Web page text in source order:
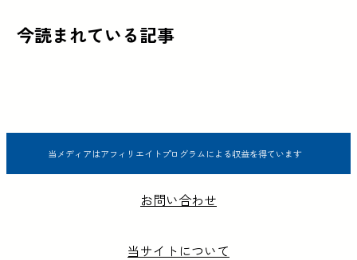
今読まれている記事
当メディアはアフィリエイトプログラムによる収益を得ています
お問い合わせ
当サイトについて